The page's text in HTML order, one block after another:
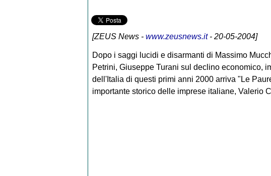
[ZEUS News- www.zeusnews.it- 20-05-2004]
Dopo i saggi lucidi e disarmanti di Massimo
Petrini, Giuseppe Turani sul declino economico,
dell'Italia di questi primi anni 2000 arriva "Le
importante storico delle imprese italiane, Valerio